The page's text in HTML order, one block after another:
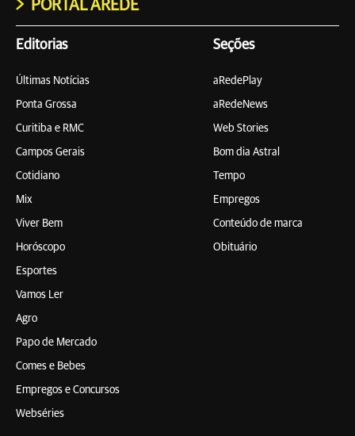
PORTAL AREDE
Editorias
Últimas Notícias
Ponta Grossa
Curitiba e RMC
Campos Gerais
Cotidiano
Mix
Viver Bem
Horóscopo
Esportes
Vamos Ler
Agro
Papo de Mercado
Comes e Bebes
Empregos e Concursos
Webséries
Seções
aRedePlay
aRedeNews
Web Stories
Bom dia Astral
Tempo
Empregos
Conteúdo de marca
Obituário